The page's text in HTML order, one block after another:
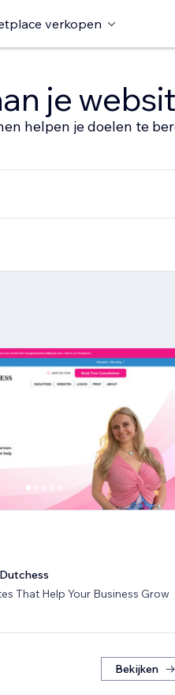
verkopen
je
helpen je doelen te
That Help Your Business Grow
Bekijken